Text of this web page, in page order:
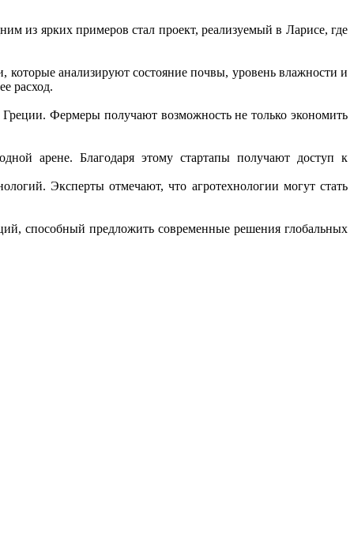
из ярких примеров стал проект, реализуемый в Ларисе, где
которые анализируют состояние почвы, уровень влажности и
расход.
Греции. Фермеры получают возможность не только экономить
арене. Благодаря этому стартапы получают доступ к
Эксперты отмечают, что агротехнологии могут стать
способный предложить современные решения глобальных